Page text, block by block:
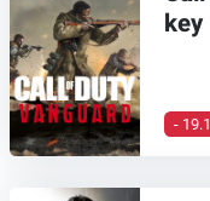
key
-